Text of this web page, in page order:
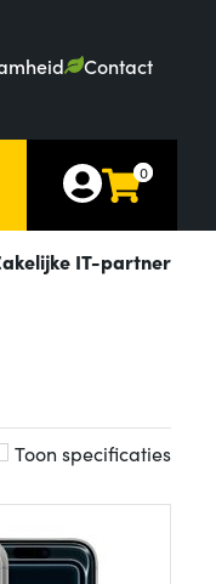
Contact
0
IT-partner
Toon specificaties